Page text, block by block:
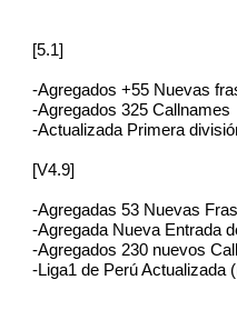
[5.1]
-Agregados +55 Nuevas
-Agregados 325 Callnames
-Actualizada Primera
[V4.9]
-Agregadas 53 Nuevas
-Agregada Nueva Entrada
-Agregados 230 nuevos
-Liga1 de Perú Actualizada